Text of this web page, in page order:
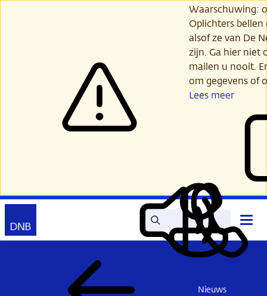
Waarschuwing:
Oplichters
alsof ze van De
zijn. Ga hier niet
mailen u nooit.
om gegevens of
Lees meer
Zoek Lees
voor
Mijn
DNB
Contact
Nieuws